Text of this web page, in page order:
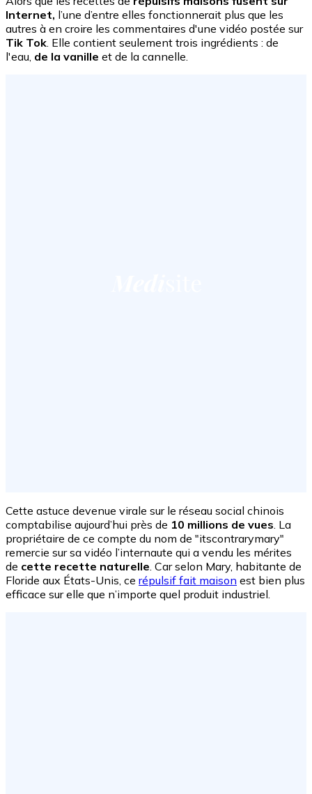
Internet, l’une d’entre elles fonctionnerait plus que les
autres à en croire les commentaires d'une vidéo postée sur
Tik Tok. Elle contient seulement trois ingrédients : de
l'eau, de la vanille et de la cannelle.
Cette astuce devenue virale sur le réseau social chinois
comptabilise aujourd’hui près de 10 millions de vues. La
propriétaire de ce compte du nom de "itscontrarymary"
remercie sur sa vidéo l’internaute qui a vendu les mérites
de cette recette naturelle. Car selon Mary, habitante de
Floride aux États-Unis, ce répulsif fait maison est bien plus
efficace sur elle que n’importe quel produit industriel.